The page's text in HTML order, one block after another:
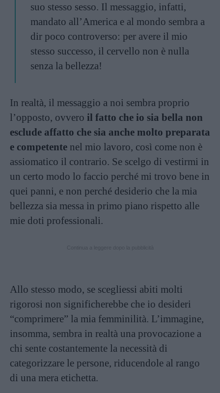
suo stesso sesso. Il messaggio, infatti,
mandato all’America e al mondo sembra a
dir poco controverso: per avere il mio
stesso successo, il cervello non è nulla
senza la bellezza!
In realtà, il messaggio a noi sembra proprio
l’opposto, ovvero il fatto che io sia bella non
esclude affatto che sia anche molto preparata
e competente nel mio lavoro, così come non è
assiomatico il contrario. Se scelgo di vestirmi in
un certo modo lo faccio perché mi trovo bene in
quei panni, e non perché desiderio che la mia
bellezza sia messa in primo piano rispetto alle
mie doti professionali.
Allo stesso modo, se scegliessi abiti molti
rigorosi non significherebbe che io desideri
“comprimere” la mia femminilità. L’immagine,
insomma, sembra in realtà una provocazione a
chi sente costantemente la necessità di
categorizzare le persone, riducendole al rango
di una mera etichetta.